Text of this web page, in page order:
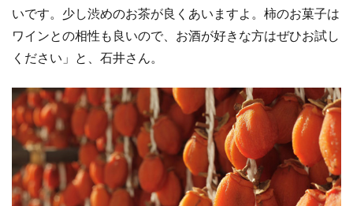
いです。少し渋めのお茶が良くあいますよ。柿のお菓子は
ワインとの相性も良いので、お酒が好きな方はぜひお試し
ください」と、石井さん。